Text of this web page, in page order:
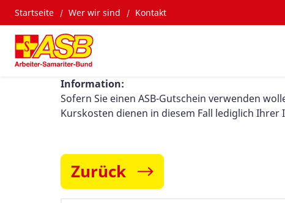
Startseite Wer wir sind Kontakt
Information:
Sofern Sie einen ASB-Gutschein verwenden
Kurskosten dienen in diesem Fall lediglich
Zurück